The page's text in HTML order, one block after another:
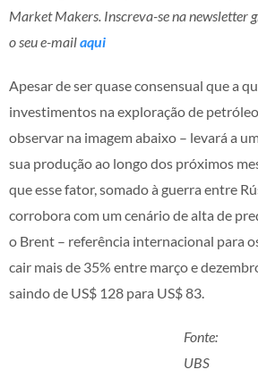
Market Makers. Inscreva-se na newsletter
o seu e-mailaqui
Apesar de ser quase consensual que a
investimentos na exploração de
observar na imagem abaixo – levará a
sua produção ao longo dos próximos
que esse fator, somado à guerra entre
corrobora com um cenário de alta de
o Brent – referência internacional para
cair mais de 35% entre março e
saindo de US$ 128 para US$ 83.
Fonte:
UBS